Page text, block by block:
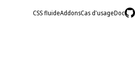
CSS fluideAddonsCas d'usageDoc